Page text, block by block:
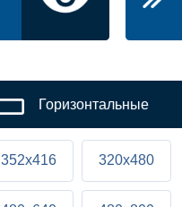
Горизонтальные
352x416 320x480